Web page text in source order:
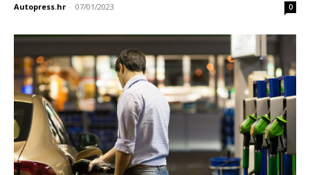
Autopress.hr - 07/01/2023 0